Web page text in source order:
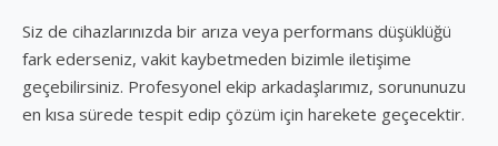
Siz de cihazlarınızda bir arıza veya performans düşüklüğü
fark ederseniz, vakit kaybetmeden bizimle iletişime
geçebilirsiniz. Profesyonel ekip arkadaşlarımız, sorununuzu
en kısa sürede tespit edip çözüm için harekete geçecektir.